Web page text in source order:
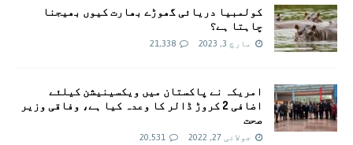
کولمبیا دریائی گھوڑے بھارت کیوں بھیجنا
چاہتا ہے؟
مارچ 3, 2023 21,338
امريکہ نے پاکستان میں ویکسینیشن کیلئے
اضافی 2 کروڑ ڈالر کا وعدہ کیا ہے، وفاقی وزیر
صحت
جولائی 27, 2022 20,531